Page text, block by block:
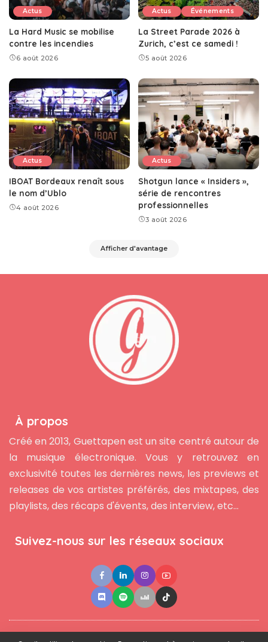
Actus
La Hard Music se mobilise
contre les incendies
6 août 2026
Actus Événements
La Street Parade 2026 à
Zurich, c’est ce samedi !
5 août 2026
Actus
IBOAT Bordeaux renaît sous
le nom d’Ublo
4 août 2026
Actus
Shotgun lance « Insiders »,
série de rencontres
professionnelles
3 août 2026
Afficher d'avantage
À propos
Créé en 2013, Guettapen est un site centré autour de
la musique électronique. Vous y retrouvez en
exclusivité toutes les dernières news, les previews et
releases de vos artistes préférés, des mixtapes, des
playlists, des récaps d'évents, des interview, etc...
Suivez-nous sur les réseaux sociaux